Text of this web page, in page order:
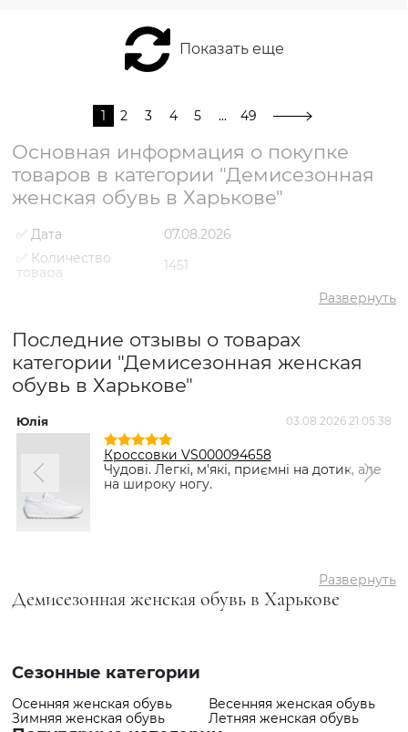
Демисезонная женская обувь в Харькове
Сезонные категории
Осенняя женская обувь
Весенняя женская обувь
Зимняя женская обувь
Летняя женская обувь
Показать еще
1 2 3 4 5 ... 49
Основная информация о покупке
товаров в категории "Демисезонная
женская обувь в Харькове"
✅ Дата
07.08.2026
✅ Количество
товара
1451
✅ Самый дешевый
товар
947 грн
✅ Самый дорогой
товар
8795 грн
✅ Самый
популярный товар
Сапоги-чулки VS000079506
Черный
Развернуть
Последние отзывы о товарах
категории "Демисезонная женская
обувь в Харькове"
Юлія 03.08.2026 21:05:38
Кроссовки VS000094658
Чудові. Легкі, м'які, приємні на дотик, але
на широку ногу.
Развернуть